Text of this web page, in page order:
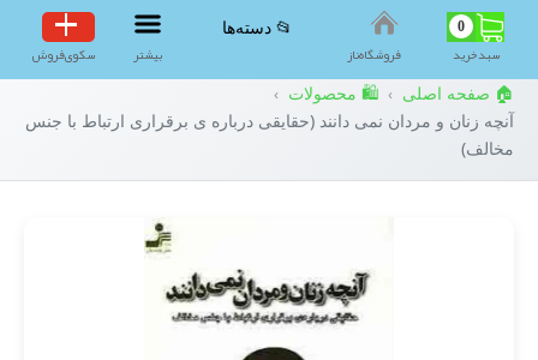
0
سبد‌خرید فروشگاه‌ناز
📂 دسته‌ها
بیشتر سکوی‌فروش
🏠 صفحه اصلی › 🛍️ محصولات ›
آنچه زنان و مردان نمی دانند (حقایقی درباره ی برقراری ارتباط با جنس
مخالف)